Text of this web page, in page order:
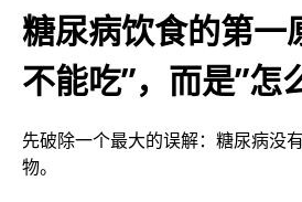
糖尿病饮食的第一
不能吃”，而是”怎
先破除一个最大的误解：糖尿病没
物。